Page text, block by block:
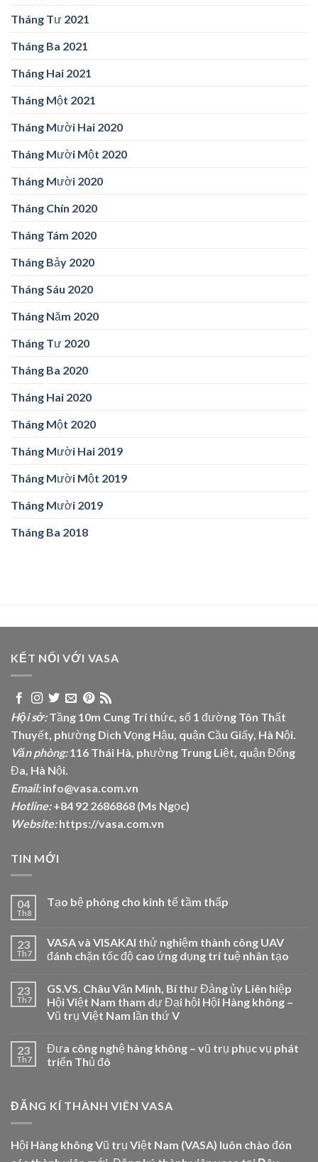
Tháng Tư 2021
Tháng Ba 2021
Tháng Hai 2021
Tháng Một 2021
Tháng Mười Hai 2020
Tháng Mười Một 2020
Tháng Mười 2020
Tháng Chín 2020
Tháng Tám 2020
Tháng Bảy 2020
Tháng Sáu 2020
Tháng Năm 2020
Tháng Tư 2020
Tháng Ba 2020
Tháng Hai 2020
Tháng Một 2020
Tháng Mười Hai 2019
Tháng Mười Một 2019
Tháng Mười 2019
Tháng Ba 2018
KẾT NỐI VỚI VASA
Hội sở:Tầng 10m Cung Trí thức, số 1 đường Tôn Thất
Thuyết, phường Dịch Vọng Hậu, quận Cầu Giấy, Hà Nội.
Văn phòng:116 Thái Hà, phường Trung Liệt, quận Đống
Đa, Hà Nội.
Email:info@vasa.com.vn
Hotline:+84 92 2686868 (Ms Ngọc)
Website: https://vasa.com.vn
TIN MỚI
04
Th8
Tạo bệ phóng cho kinh tế tầm thấp
23
Th7
VASA và VISAKAI thử nghiệm thành công UAV
đánh chặn tốc độ cao ứng dụng trí tuệ nhân tạo
23
Th7
GS.VS. Châu Văn Minh, Bí thư Đảng ủy Liên hiệp
Hội Việt Nam tham dự Đại hội Hội Hàng không –
Vũ trụ Việt Nam lần thứ V
23
Th7
Đưa công nghệ hàng không – vũ trụ phục vụ phát
triển Thủ đô
ĐĂNG KÍ THÀNH VIÊN VASA
Hội Hàng không Vũ trụ Việt Nam (VASA) luôn chào đón